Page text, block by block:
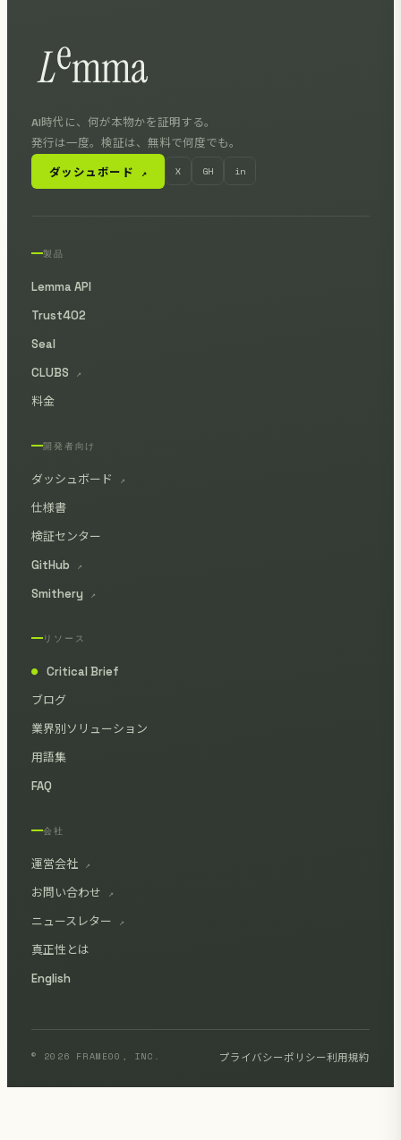
AI時代に、何が本物かを証明する。
発行は一度。検証は、無料で何度でも。
ダッシュボード ↗ X GH in
製品
Lemma API
Trust402
Seal
CLUBS
↗
料金
開発者向け
ダッシュボード ↗
仕様書
検証センター
GitHub
↗
Smithery ↗
リソース
●
Critical Brief
ブログ
業界別ソリューション
用語集
FAQ
会社
運営会社 ↗
お問い合わせ ↗
ニュースレター ↗
真正性とは
English
© 2026 FRAME00, INC. プライバシーポリシー利用規約